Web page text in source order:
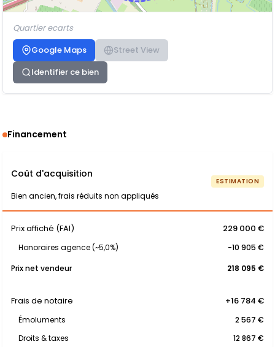
Quartier ecarts
Google Maps
Street View
Identifier ce bien
Financement
Coût d'acquisition
Bien ancien, frais réduits non appliqués
ESTIMATION
Prix affiché (FAI) 229 000 €
Honoraires agence (~5,0%)
-10 905 €
Prix net vendeur
218 095 €
Frais de notaire +16 784 €
Émoluments
2 567 €
Droits & taxes
12 867 €